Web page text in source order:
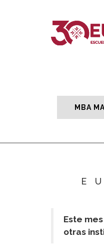
MBA
Este
otras